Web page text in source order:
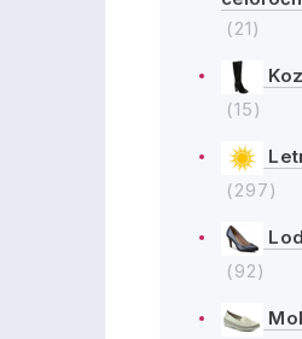
(21)
(15)
(297)
(92)